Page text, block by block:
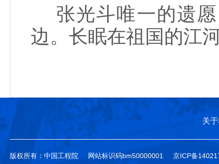
张光斗唯一的遗愿
边。长眠在祖国的江
关
版权所有：中国工程院 网站标识码bm50000001
京ICP备